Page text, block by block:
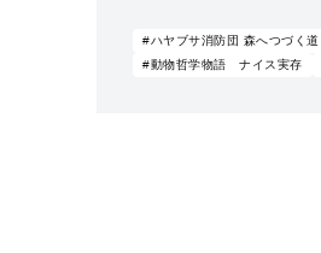
#ハヤブサ消防団 森へつづく道
#動物哲学物語 ナイス実存